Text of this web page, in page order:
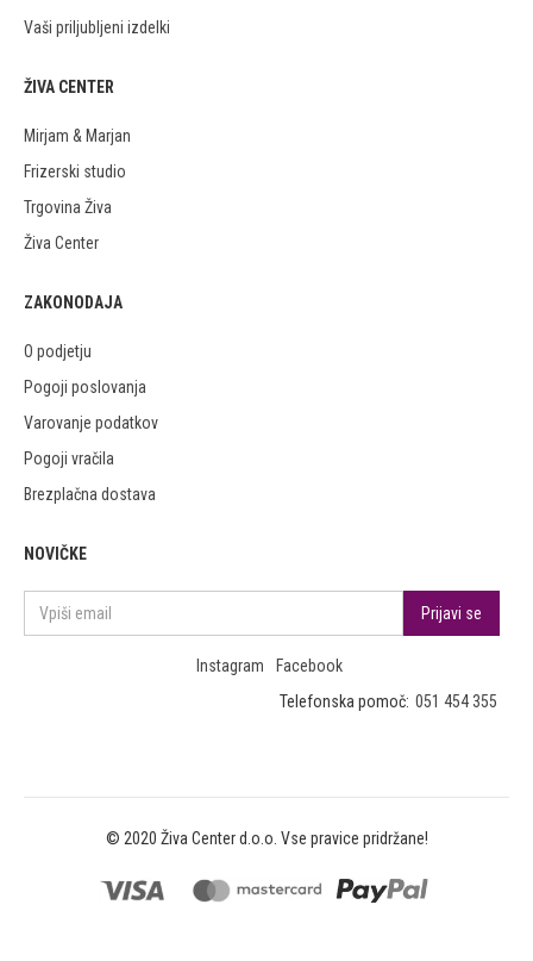
Vaši priljubljeni izdelki
ŽIVA CENTER
Mirjam & Marjan
Frizerski studio
Trgovina Živa
Živa Center
ZAKONODAJA
O podjetju
Pogoji poslovanja
Varovanje podatkov
Pogoji vračila
Brezplačna dostava
NOVIČKE
Instagram
Facebook
Telefonska pomoč: 051 454 355
© 2020 Živa Center d.o.o. Vse pravice pridržane!